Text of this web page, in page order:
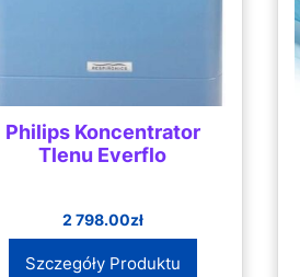
Philips Koncentrator
Tlenu Everflo
2 798.00zł
Szczegóły Produktu